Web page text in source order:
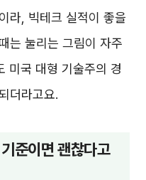
라, 빅테크 실적이 좋을
는 눌리는 그림이 자주
미국 대형 기술주의 경
더라고요.
준이면 괜찮다고